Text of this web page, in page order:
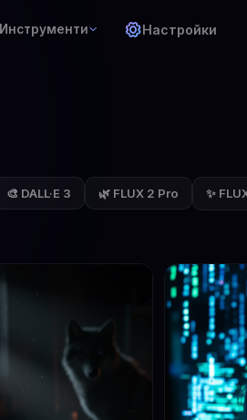
Инструменти Настройки
🎨 DALL·E 3 🌿 FLUX 2 Pro ✨